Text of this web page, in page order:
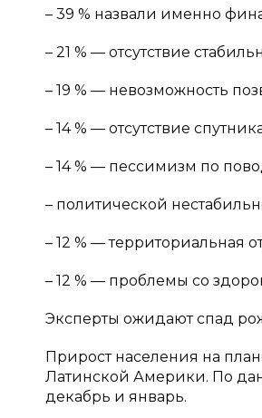
– 39 % назвали именно
– 21 % — отсутствие
– 19 % — невозможность
– 14 % — отсутствие
– 14 % — пессимизм по
– политической
– 12 % — территориальная
– 12 % — проблемы со
Эксперты ожидают спад
Прирост населения на
Латинской Америки. По
декабрь и январь.